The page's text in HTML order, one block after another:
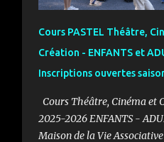
Cours PASTEL Théâtre,
Création - ENFANTS et
Inscriptions ouvertes
Cours Théâtre, Cinéma et
2025-2026 ENFANTS -
Maison de la Vie